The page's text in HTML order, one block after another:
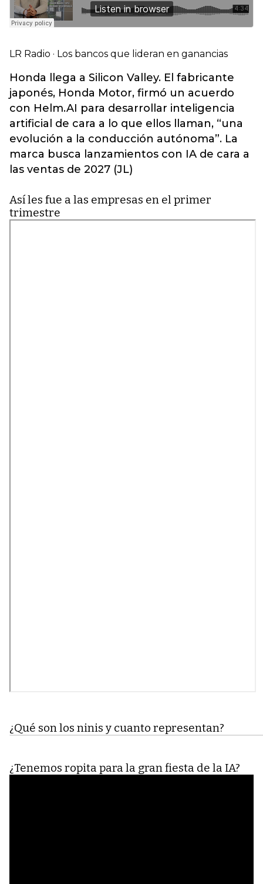
LR Radio · Los bancos que lideran en ganancias
Honda llega a Silicon Valley. El fabricante
japonés, Honda Motor, firmó un acuerdo
con Helm.AI para desarrollar inteligencia
artificial de cara a lo que ellos llaman, “una
evolución a la conducción autónoma”. La
marca busca lanzamientos con IA de cara a
las ventas de 2027 (JL)
Así les fue a las empresas en el primer
trimestre
¿Qué son los ninis y cuanto representan?
¿Tenemos ropita para la gran fiesta de la IA?